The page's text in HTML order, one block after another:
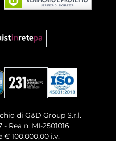
di G&D Group S.r.l.
- Rea n. MI-2501016
€ 100.000,00 i.v.